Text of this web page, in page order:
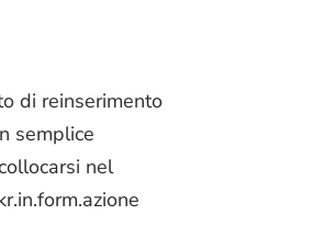
di reinserimento
semplice
nel